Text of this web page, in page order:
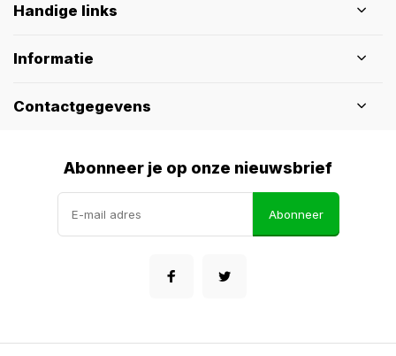
Handige links
Informatie
Contactgegevens
Abonneer je op onze nieuwsbrief
Abonneer